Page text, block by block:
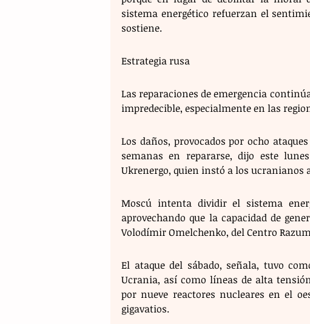
sistema energético refuerzan el
sostiene.
Estrategia rusa
Las reparaciones de emergencia
impredecible, especialmente en las
Los daños, provocados por ocho
semanas en repararse, dijo este
Ukrenergo, quien instó a los
Moscú intenta dividir el sistema
aprovechando que la capacidad de
Volodímir Omelchenko, del Centro
El ataque del sábado, señala, tuvo
Ucrania, así como líneas de alta
por nueve reactores nucleares en el
gigavatios.